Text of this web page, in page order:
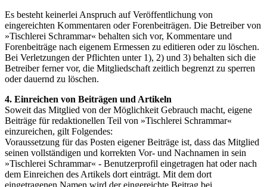
Es besteht keinerlei Anspruch auf Veröffentlichung von
eingereichten Kommentaren oder Forenbeiträgen. Die Betreiber von
»Tischlerei Schrammar« behalten sich vor, Kommentare und
Forenbeiträge nach eigenem Ermessen zu editieren oder zu löschen.
Bei Verletzungen der Pflichten unter 1), 2) und 3) behalten sich die
Betreiber ferner vor, die Mitgliedschaft zeitlich begrenzt zu sperren
oder dauernd zu löschen.
4. Einreichen von Beiträgen und Artikeln
Soweit das Mitglied von der Möglichkeit Gebrauch macht, eigene
Beiträge für redaktionellen Teil von »Tischlerei Schrammar«
einzureichen, gilt Folgendes:
Voraussetzung für das Posten eigener Beiträge ist, dass das Mitglied
seinen vollständigen und korrekten Vor- und Nachnamen in sein
»Tischlerei Schrammar« - Benutzerprofil eingetragen hat oder nach
dem Einreichen des Artikels dort einträgt. Mit dem dort
eingetragenen Namen wird der eingereichte Beitrag bei